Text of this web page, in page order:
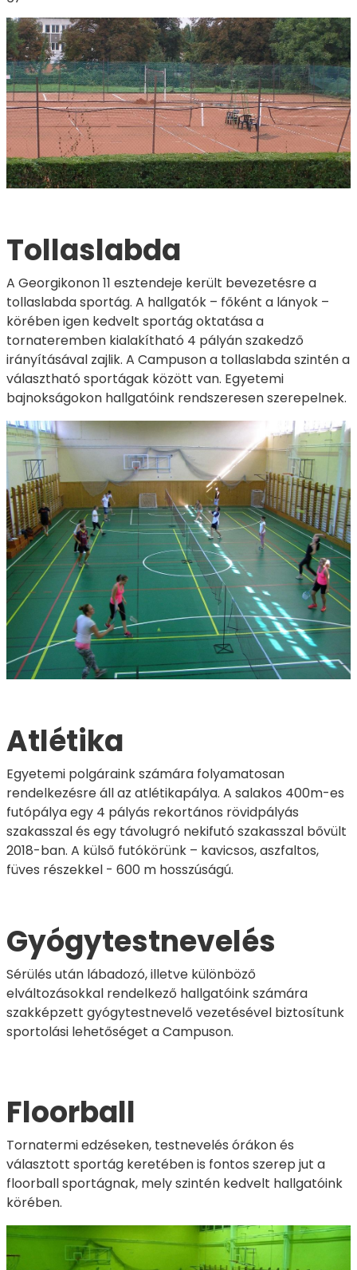
Tollaslabda
A Georgikonon 11 esztendeje került bevezetésre a
tollaslabda sportág. A hallgatók – főként a lányok –
körében igen kedvelt sportág oktatása a
tornateremben kialakítható 4 pályán szakedző
irányításával zajlik. A Campuson a tollaslabda szintén a
választható sportágak között van. Egyetemi
bajnokságokon hallgatóink rendszeresen szerepelnek.
Atlétika
Egyetemi polgáraink számára folyamatosan
rendelkezésre áll az atlétikapálya. A salakos 400m-es
futópálya egy 4 pályás rekortános rövidpályás
szakasszal és egy távolugró nekifutó szakasszal bővült
2018-ban. A külső futókörünk – kavicsos, aszfaltos,
füves részekkel - 600 m hosszúságú.
Gyógytestnevelés
Sérülés után lábadozó, illetve különböző
elváltozásokkal rendelkező hallgatóink számára
szakképzett gyógytestnevelő vezetésével biztosítunk
sportolási lehetőséget a Campuson.
Floorball
Tornatermi edzéseken, testnevelés órákon és
választott sportág keretében is fontos szerep jut a
floorball sportágnak, mely szintén kedvelt hallgatóink
körében.